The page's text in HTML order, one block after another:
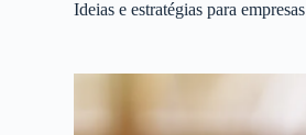
Ideias e estratégias para empresas